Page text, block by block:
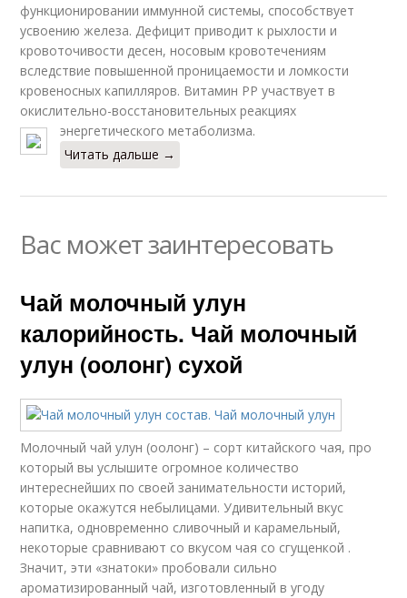
функционировании иммунной системы, способствует
усвоению железа. Дефицит приводит к рыхлости и
кровоточивости десен, носовым кровотечениям
вследствие повышенной проницаемости и ломкости
кровеносных капилляров. Витамин РР участвует в
окислительно-восстановительных реакциях
энергетического метаболизма.
Читать дальше →
Вас может заинтересовать
Чай молочный улун
калорийность. Чай молочный
улун (оолонг) сухой
Молочный чай улун (оолонг) – сорт китайского чая, про
который вы услышите огромное количество
интереснейших по своей занимательности историй,
которые окажутся небылицами. Удивительный вкус
напитка, одновременно сливочный и карамельный,
некоторые сравнивают со вкусом чая со сгущенкой .
Значит, эти «знатоки» пробовали сильно
ароматизированный чай, изготовленный в угоду